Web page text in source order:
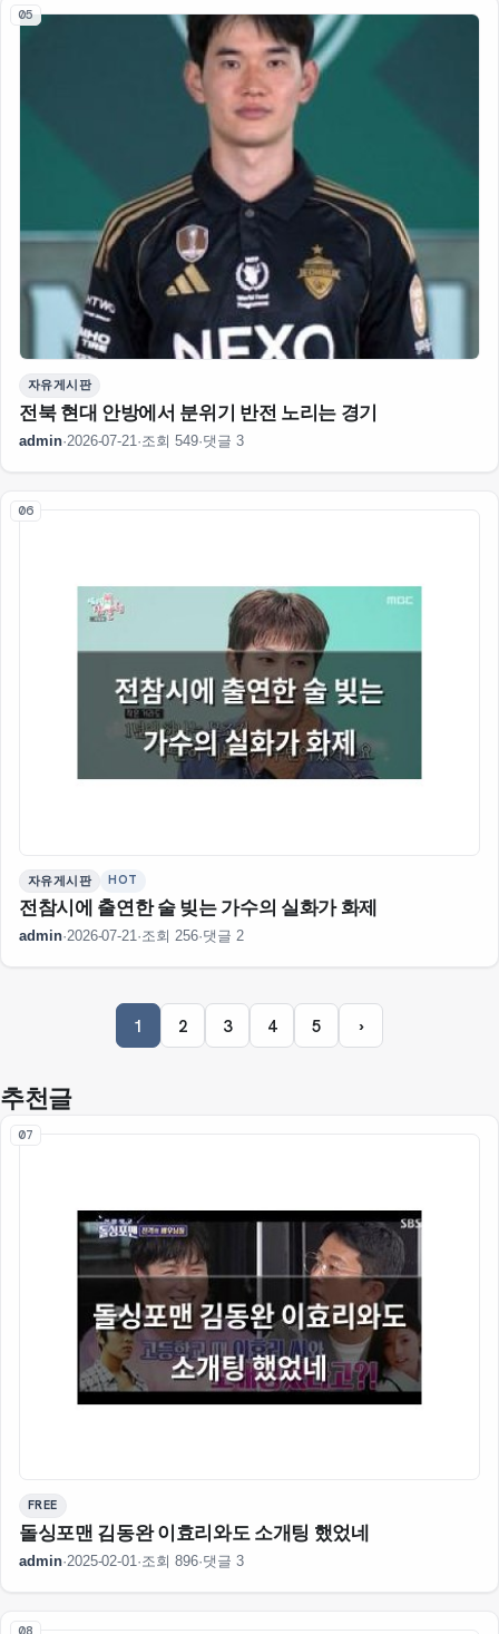
05
자유게시판
전북 현대 안방에서 분위기 반전 노리는 경기
admin·2026-07-21 ·조회 549·댓글 3
06
자유게시판 HOT
전참시에 출연한 술 빚는 가수의 실화가 화제
admin·2026-07-21·조회 256·댓글 2
1 2 3 4 5 ›
추천글
07
FREE
돌싱포맨 김동완 이효리와도 소개팅 했었네
admin·2025-02-01 ·조회 896·댓글 3